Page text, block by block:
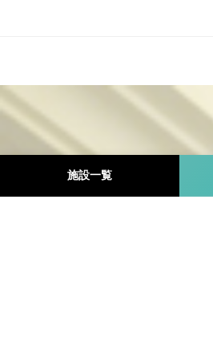
施設一覧